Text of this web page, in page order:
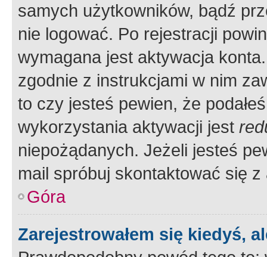
samych użytkowników, bądź
nie logować. Po rejestracji
wymagana jest aktywacja
zgodnie z instrukcjami w nim
to czy jesteś pewien, że
wykorzystania aktywacji jest
niepożądanych. Jeżeli jesteś
mail spróbuj skontaktować się
Góra
Zarejestrowałem się kiedyś,